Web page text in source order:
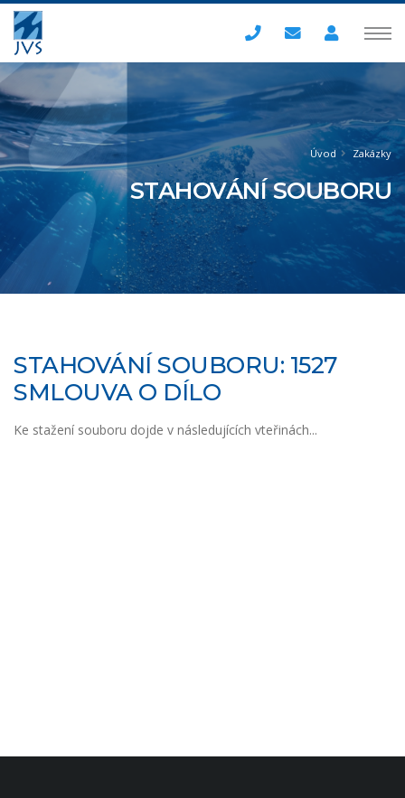
Úvod Zakázky
STAHOVÁNÍ SOUBORU
STAHOVÁNÍ SOUBORU: 1527
SMLOUVA O DÍLO
Ke stažení souboru dojde v následujících vteřinách...